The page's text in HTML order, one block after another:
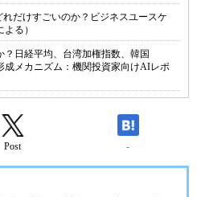
だけすごいのか？ビジネスユースケ
る）
日経平均、台湾加権指数、韓国
成メカニズム：機関投資家向けAIレポ
Post -